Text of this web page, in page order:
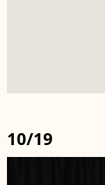
10/19